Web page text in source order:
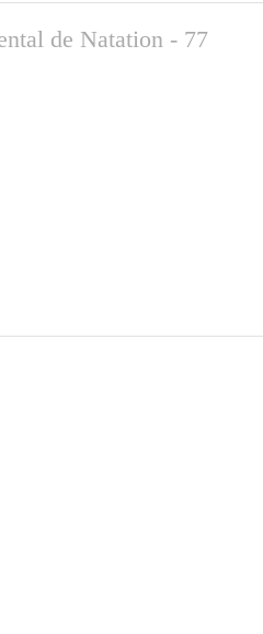
de Natation - 77